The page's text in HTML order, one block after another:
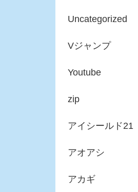
Uncategorized
Vジャンプ
Youtube
zip
アイシールド21
アオアシ
アカギ